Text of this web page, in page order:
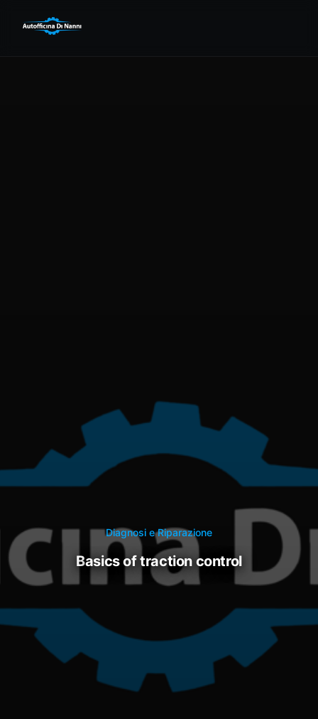
Diagnosi e Riparazione
basics of traction control